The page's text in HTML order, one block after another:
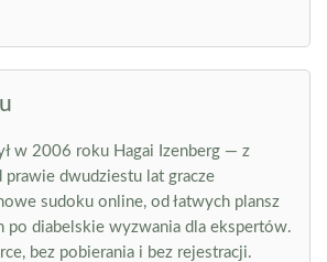
w 2006 roku Hagai Izenberg — z
prawie dwudziestu lat gracze
sudoku online, od łatwych plansz
po diabelskie wyzwania dla ekspertów.
bez pobierania i bez rejestracji.